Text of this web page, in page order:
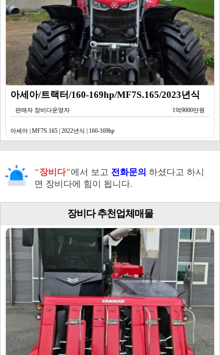
아세아/트랙터/160-169hp/MF7S.165/2023년식
판매자 장비다운영자 1억9000만원
아세아 | MF7S.165 | 2022년식 | 160-169hp
"장비다"에서 보고 전화문의 하셨다고 하시
면 장비다에 힘이 됩니다.
장비다 추천업체매물